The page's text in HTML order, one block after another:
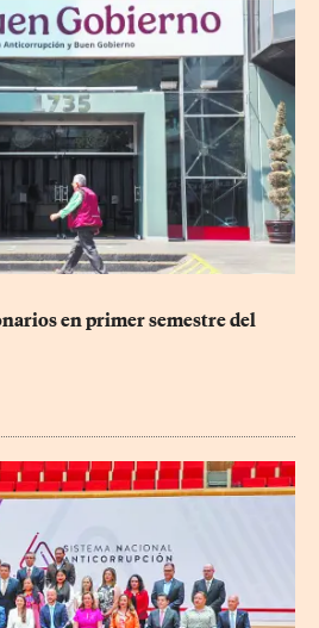
en primer semestre del